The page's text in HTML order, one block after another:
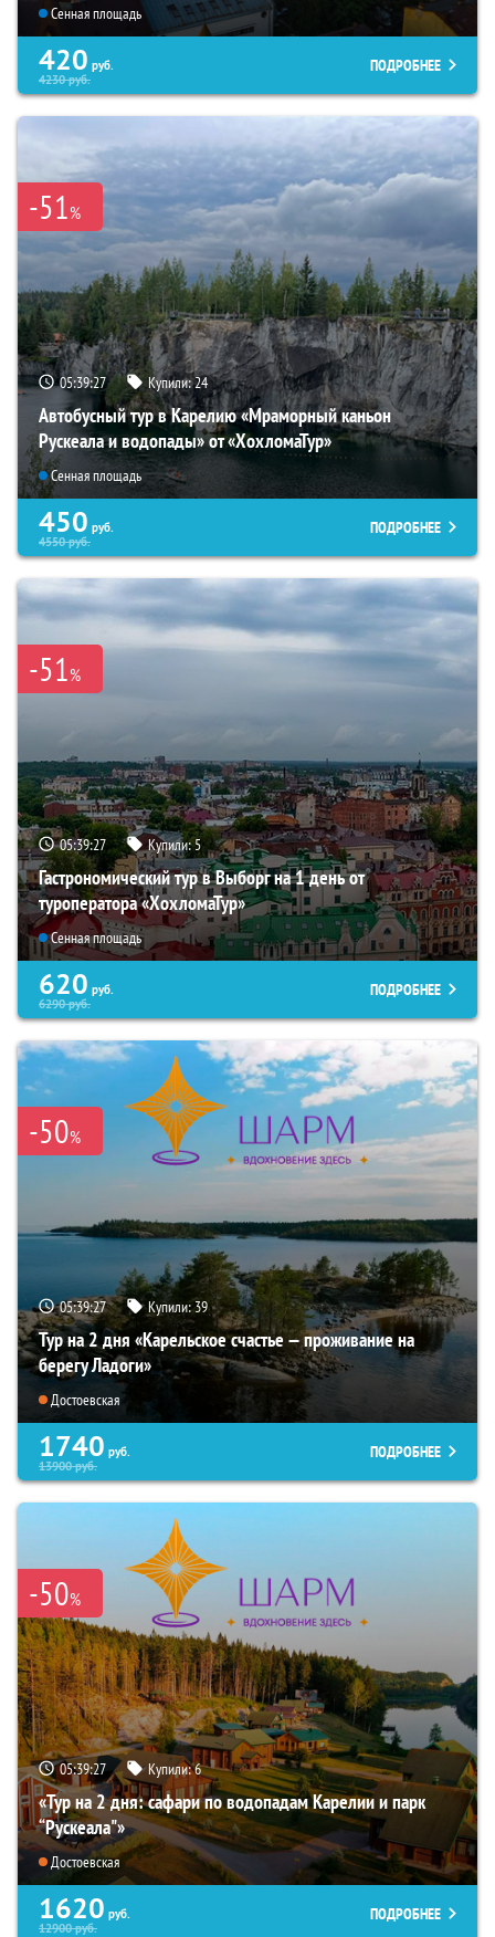
Сенная площадь
420 руб.
4230руб.
ПОДРОБНЕЕ
-51%
05:39:26 Купили:24
Автобусный тур в Карелию «Мраморный каньон
Рускеала и водопады» от «ХохломаТур»
Сенная площадь
450 руб.
4550руб.
ПОДРОБНЕЕ
-51%
05:39:26 Купили:5
Гастрономический тур в Выборг на 1 день от
туроператора «ХохломаТур»
Сенная площадь
620 руб.
6290руб.
ПОДРОБНЕЕ
-50%
05:39:26 Купили:39
Тур на 2 дня «Карельское счастье — проживание на
берегу Ладоги»
Достоевская
1740 руб.
13900руб.
ПОДРОБНЕЕ
-50%
05:39:26 Купили:6
«Тур на 2 дня: сафари по водопадам Карелии и парк
“Рускеала"»
Достоевская
1620 руб.
12900руб.
ПОДРОБНЕЕ